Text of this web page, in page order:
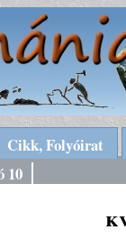
Cikk, Folyóirat
10